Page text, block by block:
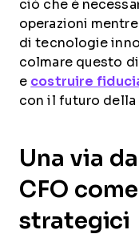
ciò che è
operazioni
di tecnologie
colmare questo
e costruire
con il futuro della
Una via
CFO
strategici